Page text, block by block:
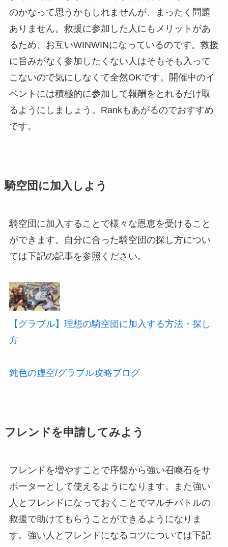
のかなって思うかもしれませんが、まったく問題
ありません。救援に参加した人にもメリットがあ
るため、お互いWINWINになっているのです。救援
に旨みがなく参加したくない人はそもそも入って
こないので気にしなくて全然OKです。開催中のイ
ベントには積極的に参加して報酬をとれるだけ取
るようにしましょう。Rankもあがるのでおすすめ
です。
騎空団に加入しよう
騎空団に加入することで様々な恩恵を受けること
ができます。自分に合った騎空団の探し方につい
ては下記の記事を参照ください。
【グラブル】理想の騎空団に加入する方法・探し
方
鈍色の虚空/グラブル攻略ブログ
フレンドを申請してみよう
フレンドを増やすことで序盤から強い召喚石をサ
ポーターとして使えるようになります。また強い
人とフレンドになっておくことでマルチバトルの
救援で助けてもらうことができるようになりま
す。強い人とフレンドになるコツについては下記